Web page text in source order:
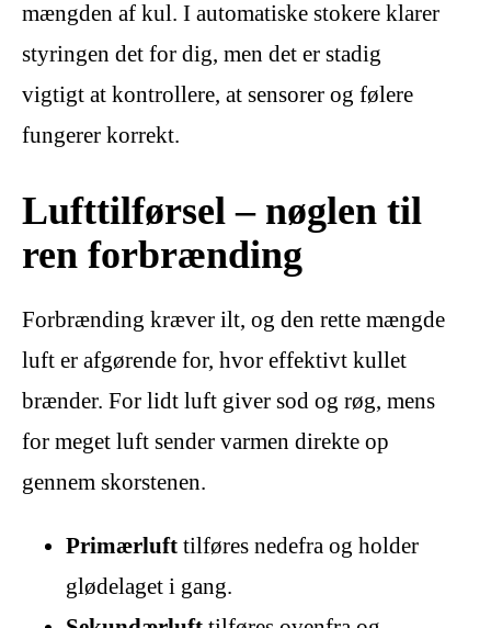
mængden af kul. I automatiske stokere klarer
styringen det for dig, men det er stadig
vigtigt at kontrollere, at sensorer og følere
fungerer korrekt.
Lufttilførsel – nøglen til
ren forbrænding
Forbrænding kræver ilt, og den rette mængde
luft er afgørende for, hvor effektivt kullet
brænder. For lidt luft giver sod og røg, mens
for meget luft sender varmen direkte op
gennem skorstenen.
Primærluft tilføres nedefra og holder
glødelaget i gang.